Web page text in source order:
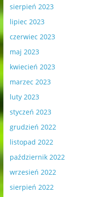
sierpień 2023
lipiec 2023
czerwiec 2023
maj 2023
kwiecień 2023
marzec 2023
luty 2023
styczeń 2023
grudzień 2022
listopad 2022
październik 2022
wrzesień 2022
sierpień 2022